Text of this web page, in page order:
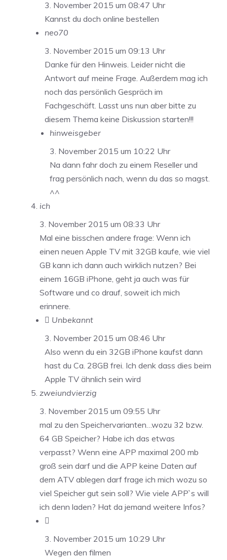
3. November 2015 um 08:47 Uhr
Kannst du doch online bestellen
neo70
3. November 2015 um 09:13 Uhr
Danke für den Hinweis. Leider nicht die
Antwort auf meine Frage. Außerdem mag ich
noch das persönlich Gespräch im
Fachgeschäft. Lasst uns nun aber bitte zu
diesem Thema keine Diskussion starten!!!
hinweisgeber
3. November 2015 um 10:22 Uhr
Na dann fahr doch zu einem Reseller und
frag persönlich nach, wenn du das so magst.
^^
ich
3. November 2015 um 08:33 Uhr
Mal eine bisschen andere frage: Wenn ich
einen neuen Apple TV mit 32GB kaufe, wie viel
GB kann ich dann auch wirklich nutzen? Bei
einem 16GB iPhone, geht ja auch was für
Software und co drauf, soweit ich mich
erinnere.
 Unbekannt
3. November 2015 um 08:46 Uhr
Also wenn du ein 32GB iPhone kaufst dann
hast du Ca. 28GB frei. Ich denk dass dies beim
Apple TV ähnlich sein wird
zweiundvierzig
3. November 2015 um 09:55 Uhr
mal zu den Speichervarianten…wozu 32 bzw.
64 GB Speicher? Habe ich das etwas
verpasst? Wenn eine APP maximal 200 mb
groß sein darf und die APP keine Daten auf
dem ATV ablegen darf frage ich mich wozu so
viel Speicher gut sein soll? Wie viele APP`s will
ich denn laden? Hat da jemand weitere Infos?

3. November 2015 um 10:29 Uhr
Wegen den filmen